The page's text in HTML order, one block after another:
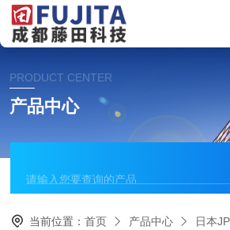
PRODUCT CENTER
产品中心
当前位置：首页 产品中心 日本